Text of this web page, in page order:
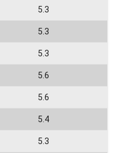
5.3
5.3
5.3
5.6
5.6
5.4
5.3